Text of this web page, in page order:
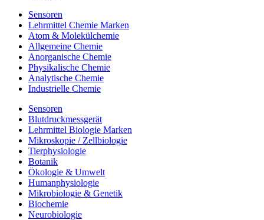
Sensoren
Lehrmittel Chemie Marken
Atom & Molekülchemie
Allgemeine Chemie
Anorganische Chemie
Physikalische Chemie
Analytische Chemie
Industrielle Chemie
Sensoren
Blutdruckmessgerät
Lehrmittel Biologie Marken
Mikroskopie / Zellbiologie
Tierphysiologie
Botanik
Ökologie & Umwelt
Humanphysiologie
Mikrobiologie & Genetik
Biochemie
Neurobiologie